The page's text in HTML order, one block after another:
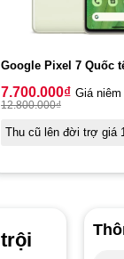
Google Pixel 7 Quốc
7.700.000₫ Giá niêm
12.800.000₫
Thu cũ lên đời trợ giá